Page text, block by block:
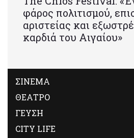
φάρος πολιτισμού,
αριστείας και
καρδιά του Αιγαίου»
ΣΙΝΕΜΑ
ΘΕΑΤΡΟ
ΓΕΥΣΗ
CITY LIFE